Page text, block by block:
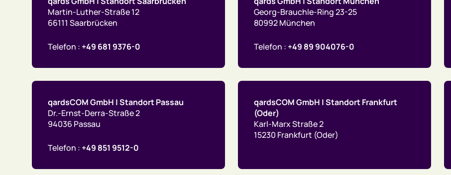
Martin-Luther-Straße 12
66111 Saarbrücken
Telefon : +49 681 9376-0
Georg-Brauchle-Ring 23-25
80992 München
Telefon : +49 89 904076-0
qardsCOM GmbH | Standort Passau
Dr.-Ernst-Derra-Straße 2
94036 Passau
Telefon : +49 851 9512-0
qardsCOM GmbH | Standort Frankfurt
(Oder)
Karl-Marx Straße 2
15230 Frankfurt (Oder)